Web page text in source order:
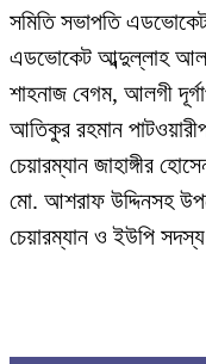
সমিতি সভাপতি
এডভোকেট আব্দুল্লাহ আল
শাহনাজ বেগম, আলগী
আতিকুর রহমান
চেয়ারম্যান জাহাঙ্গীর
মো. আশরাফ উদ্দিনসহ
চেয়ারম্যান ও ইউপি